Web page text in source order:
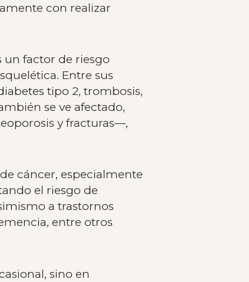
con realizar
un factor de riesgo
Entre sus
tipo 2, trombosis,
se ve afectado,
y fracturas—,
cáncer, especialmente
el riesgo de
a trastornos
entre otros
sino en